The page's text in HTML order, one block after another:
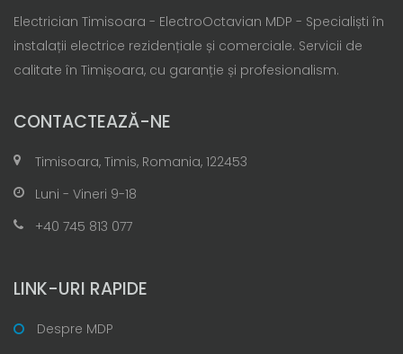
Electrician Timisoara - ElectroOctavian MDP - Specialiști în
instalații electrice rezidențiale și comerciale. Servicii de
calitate în Timișoara, cu garanție și profesionalism.
CONTACTEAZĂ-NE
Timisoara, Timis, Romania, 122453
Luni - Vineri 9-18
+40 745 813 077
LINK-URI RAPIDE
Despre MDP